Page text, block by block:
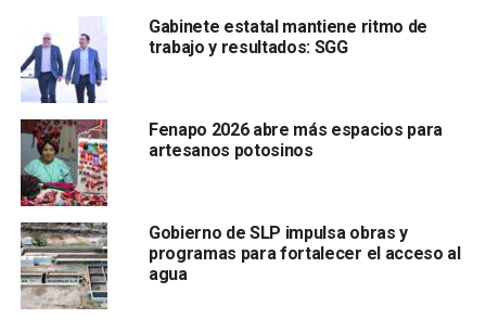
colocaron en los mismos entonces obviamente se iban ir
bajando, ya se están bajando, traemos problemas no nada
más aquí en el C5 hay varios edificios con problemas” dijo
el mandatario estatal.
Gabinete estatal mantiene ritmo de
trabajo y resultados: SGG
Fenapo 2026 abre más espacios para
artesanos potosinos
Gobierno de SLP impulsa obras y
programas para fortalecer el acceso al
agua